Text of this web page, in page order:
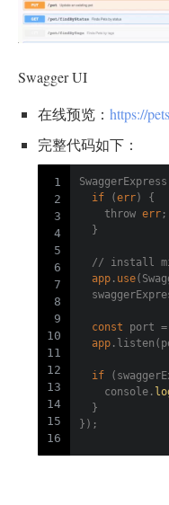
Swagger UI
在线预览： https://
完整代码如下：
1
2
3
4
5
6
7
8
9
10
11
12
13
14
15
16
if (err) {
    throw
err ;
  }
// install
app . use
const port =
app
if
    console.
  }
});